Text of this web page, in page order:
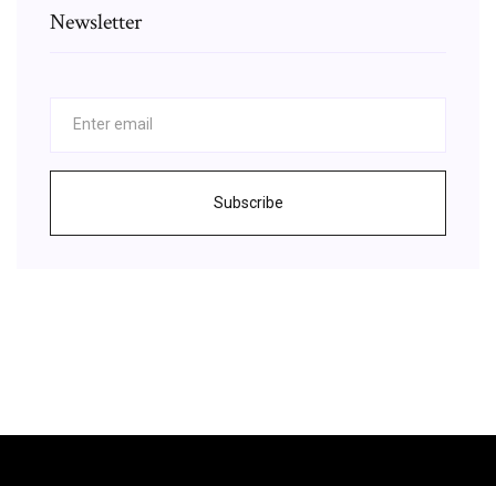
Newsletter
Subscribe